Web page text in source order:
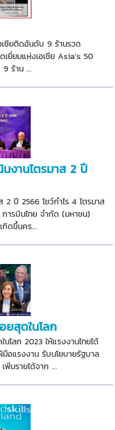
เชียติดอันดับ 9 ร้านรวด
เยี่ยมแห่งเอเชีย Asia's 50
9 ร้าน ...
นงานไตรมาส 2 ปี
2 ปี 2566 โชว์กำไร 4 ไตรมาส
ารบินไทย จำกัด (มหาชน)
กิดขึ้นคร...
สุดในโลก
โลก 2023 ให้แรงงานไทยได้
แรงงาน รับนโยบายรัฐบาล
มรายได้จาก ...